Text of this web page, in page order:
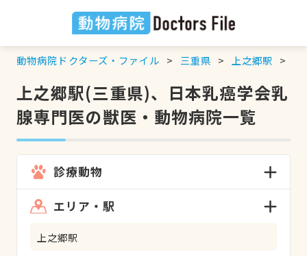
動物病院ドクターズ・ファイル 三重県 上之郷駅
上之郷駅(三重県)、日本乳癌学会乳
腺専門医の獣医・動物病院一覧
診療動物
エリア・駅
上之郷駅